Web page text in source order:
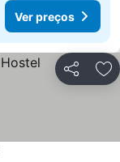
Ver preços
Partilhar